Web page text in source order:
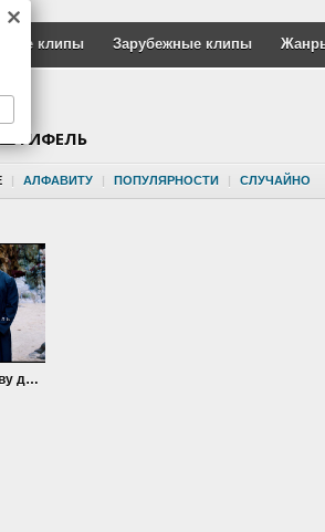
клипы Зарубежные клипы
ШТИФЕЛЬ
| АЛФАВИТУ | ПОПУЛЯРНОСТИ | СЛУЧАЙНО
Рената Штифель — Я живу для тебя